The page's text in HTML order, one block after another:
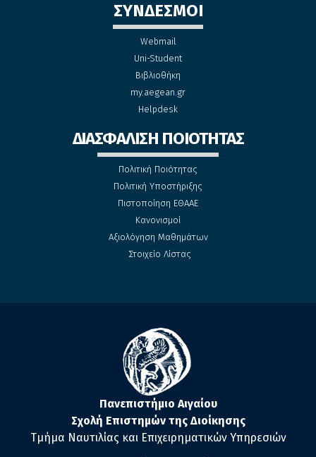
ΣΥΝΔΕΣΜΟΙ
Webmail
Uni-Student
Βιβλιοθήκη
my.aegean.gr
Helpdesk
ΔΙΑΣΦΑΛΙΣΗ ΠΟΙΟΤΗΤΑΣ
Πολιτική Ποιότητας
Πολιτική Υποστήριξης
Πιστοποίηση ΕΘΑΑΕ
Κανονισμοί
Αξιολόγηση Μαθημάτων
Στοιχείο Λίστας
Πανεπιστήμιο Αιγαίου
Σχολή Επιστημών της Διοίκησης
Τμήμα Ναυτιλίας και Επιχειρηματικών Υπηρεσιών